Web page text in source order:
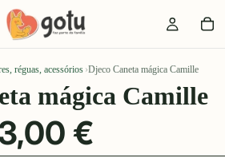
réguas, acessórios ›Djeco Caneta mágica Camille
mágica Camille
€